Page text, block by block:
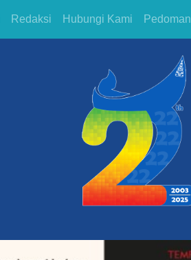
Redaksi Hubungi Kami